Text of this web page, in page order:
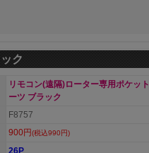
ク
リモコン(遠隔)ローター専用ポケッ
ーツ ブラック
F8757
900円(税込990円)
26P